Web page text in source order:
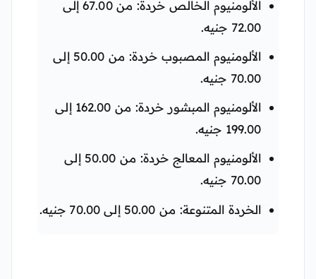
الألومنيوم الخالص خردة: من 67.00 إلى
72.00 جنيه.
الألومنيوم المصبوب خردة: من 50.00 إلى
70.00 جنيه.
الألومنيوم المبشور خردة: من 162.00 إلى
199.00 جنيه.
الألومنيوم المعالج خردة: من 50.00 إلى
70.00 جنيه.
الخردة المتنوعة: من 50.00 إلى 70.00 جنيه.